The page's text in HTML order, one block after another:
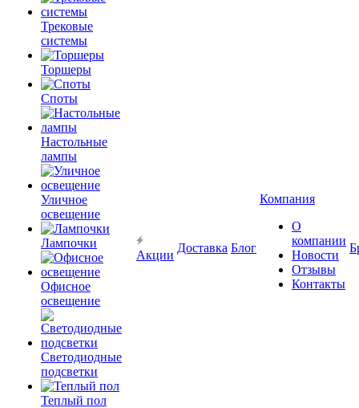
Трековые
системы
Торшеры
Споты
Настольные
лампы
Уличное
освещение
Лампочки
Офисное
освещение
Светодиодные
подсветки
Теплый пол
Акции
Доставка Блог
Компания
О
компании
Новости
Отзывы
Контакты